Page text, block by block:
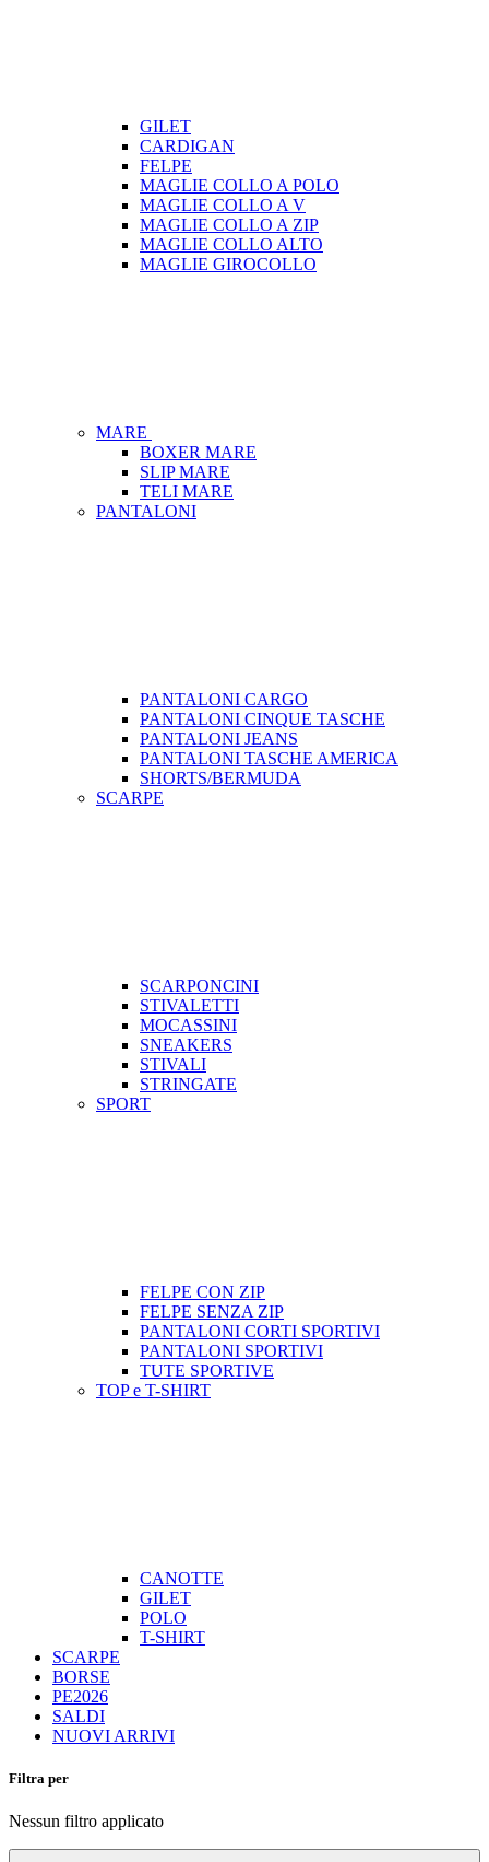
GILET
CARDIGAN
FELPE
MAGLIE COLLO A POLO
MAGLIE COLLO A V
MAGLIE COLLO A ZIP
MAGLIE COLLO ALTO
MAGLIE GIROCOLLO
MARE
BOXER MARE
SLIP MARE
TELI MARE
PANTALONI
PANTALONI CARGO
PANTALONI CINQUE TASCHE
PANTALONI JEANS
PANTALONI TASCHE AMERICA
SHORTS/BERMUDA
SCARPE
SCARPONCINI
STIVALETTI
MOCASSINI
SNEAKERS
STIVALI
STRINGATE
SPORT
FELPE CON ZIP
FELPE SENZA ZIP
PANTALONI CORTI SPORTIVI
PANTALONI SPORTIVI
TUTE SPORTIVE
TOP e T-SHIRT
CANOTTE
GILET
POLO
T-SHIRT
SCARPE
BORSE
PE2026
SALDI
NUOVI ARRIVI
Filtra per
Nessun filtro applicato